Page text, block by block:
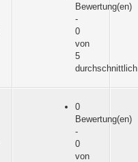
Bewertung(en)
-
0
von
5
durchschnittlich
0
Bewertung(en)
-
0
von